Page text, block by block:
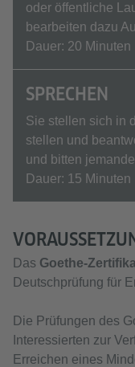
oder öffentliche
bearbeiten dazu
Dauer: 20 Minuten
SPRECHEN
Sie stellen sich in
stellen und
und bitten
Dauer: 15 Minuten
Das Goethe-
Deutschprüfung für
Die Prüfungen des
Interessierten zur
Erreichen eines